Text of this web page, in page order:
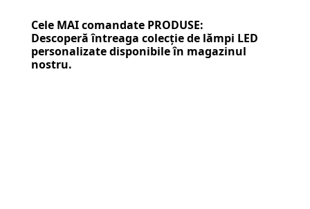
Cele MAI comandate PRODUSE:
Descoperă întreaga colecție de lămpi LED
personalizatedisponibile în magazinul
nostru.